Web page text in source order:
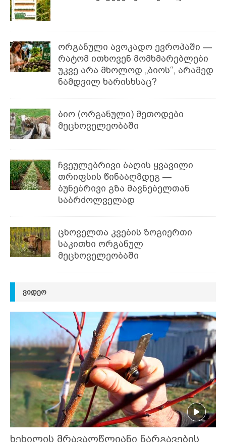
ორგანული ავოკადო ევროპაში —
რატომ ითხოვენ მომხმარებლები
უკვე არა მხოლოდ „ბიოს“, არამედ
ნამდვილ ხარისხსაც?
ბიო (ორგანული) მეთოდები
მეცხოველეობაში
ჩვეულებრივი ბაღის ყვავილი
თრიფსის წინააღმდეგ —
ბუნებრივი გზა მავნებელთან
საბრძოლველად
ცხოველთა კვების ზოგიერთი
საკითხი ორგანულ
მეცხოველეობაში
ᲕᲘᲓᲔᲝ
ხეხილის მრავალწლიანი ნარგავების